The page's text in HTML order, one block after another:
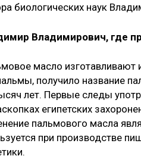
биологических наук
Владимирович, где
масло
получило название
лет. Первые следы
египетских
пальмового масла
при производстве